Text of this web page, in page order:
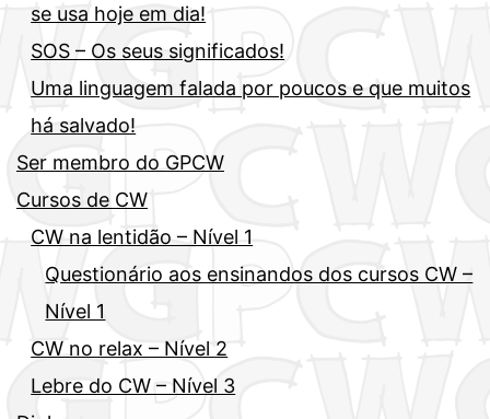
se usa hoje em dia!
SOS – Os seus significados!
Uma linguagem falada por poucos e que muitos
há salvado!
Ser membro do GPCW
Cursos de CW
CW na lentidão – Nível 1
Questionário aos ensinandos dos cursos CW –
Nível 1
CW no relax – Nível 2
Lebre do CW – Nível 3